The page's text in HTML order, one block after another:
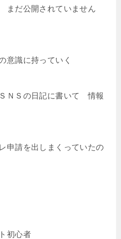
まだ公開されていません
意識に持っていく
ＮＳの日記に書いて 情報
請を出しまくっていたの
初心者